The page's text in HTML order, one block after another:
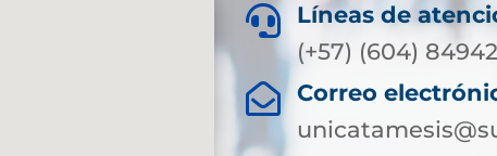

Líneas de
(+57) (604)

Correo